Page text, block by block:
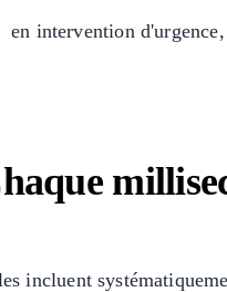
en intervention
incluent